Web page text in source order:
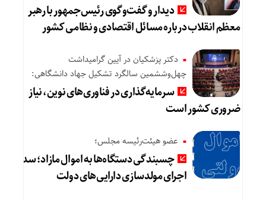
دیدار و گفت‌وگوی رئیس‌جمهور با رهبر
معظم انقلاب درباره مسائل اقتصادی و نظامی کشور
دکتر پزشکیان در آیین گرامیداشت
چهل‌وششمین سالگرد تشکیل جهاد دانشگاهی:
سرمایه‌گذاری در فناوری‌های نوین، نیاز
ضروری کشور است
عضو هیئت‌رئیسه مجلس؛
چسبندگی دستگاه‌ها به اموال مازاد؛ سد
اجرای مولدسازی دارایی‌های دولت